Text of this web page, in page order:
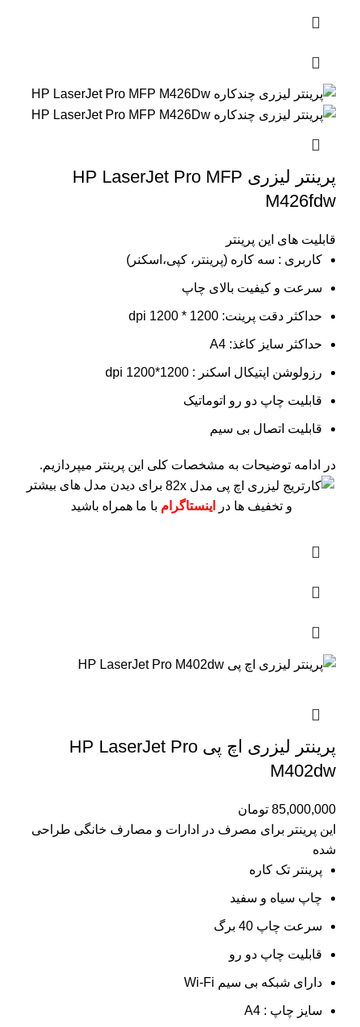
پرینتر لیزری HP LaserJet Pro MFP
M426fdw
قابلیت های این پرینتر
کاربری : سه کاره (پرینتر، کپی،اسکنر)
سرعت و کیفیت بالای چاپ
حداکثر دقت پرینت: 1200 * 1200 dpi
حداکثر سایز کاغذ: A4
رزولوشن اپتیکال اسکنر : 1200*1200 dpi
قابلیت چاپ دو رو اتوماتیک
قابلیت اتصال بی سیم
در ادامه توضیحات به مشخصات کلی این پرینتر میپردازیم.
برای دیدن مدل های بیشتر
و تخفیف ها در
اینستاگرام با ما همراه باشید
پرینتر لیزری اچ پی HP LaserJet Pro
M402dw
85,000,000 تومان
این پرینتر برای مصرف در ادارات و مصارف خانگی طراحی
شده
پرینتر تک کاره
چاپ سیاه و سفید
سرعت چاپ 40 برگ
قابلیت چاپ دو رو
دارای شبکه بی سیم Wi-Fi
سایز چاپ : A4